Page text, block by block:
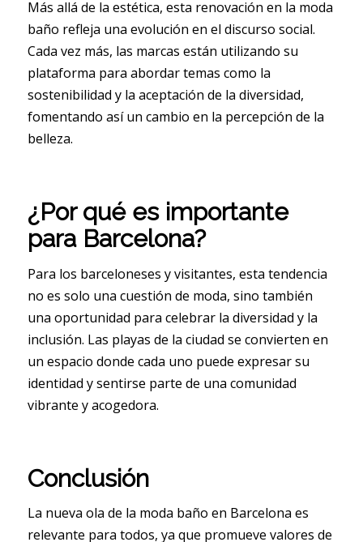
Más allá de la estética, esta renovación en la moda
baño refleja una evolución en el discurso social.
Cada vez más, las marcas están utilizando su
plataforma para abordar temas como la
sostenibilidad y la aceptación de la diversidad,
fomentando así un cambio en la percepción de la
belleza.
¿Por qué es importante
para Barcelona?
Para los barceloneses y visitantes, esta tendencia
no es solo una cuestión de moda, sino también
una oportunidad para celebrar la diversidad y la
inclusión. Las playas de la ciudad se convierten en
un espacio donde cada uno puede expresar su
identidad y sentirse parte de una comunidad
vibrante y acogedora.
Conclusión
La nueva ola de la moda baño en Barcelona es
relevante para todos, ya que promueve valores de